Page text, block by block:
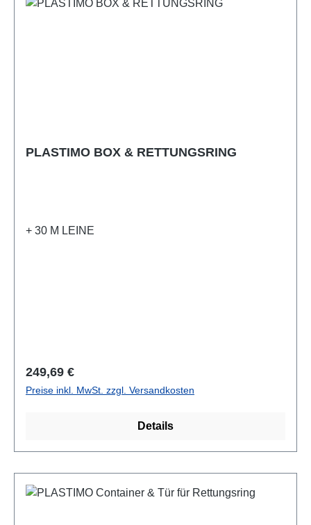
PLASTIMO BOX & RETTUNGSRING
+ 30 M LEINE
Regulärer Preis:
249,69 €
Preise inkl. MwSt. zzgl. Versandkosten
Details